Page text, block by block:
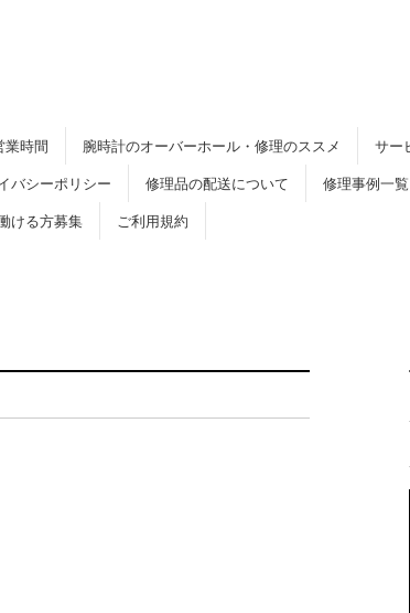
業時間 腕時計のオーバーホール・修理のススメ サー
バシーポリシー 修理品の配送について 修理事例一覧
ける方募集 ご利用規約